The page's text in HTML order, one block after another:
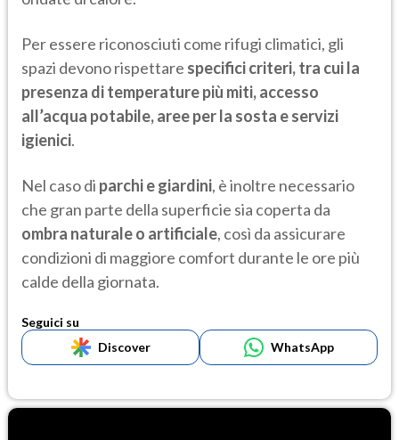
Per essere riconosciuti come rifugi climatici, gli
spazi devono rispettare specifici criteri, tra cui la
presenza di temperature più miti, accesso
all’acqua potabile, aree per la sosta e servizi
igienici.
Nel caso di parchi e giardini, è inoltre necessario
che gran parte della superficie sia coperta da
ombra naturale o artificiale, così da assicurare
condizioni di maggiore comfort durante le ore più
calde della giornata.
Seguici su
Discover
WhatsApp